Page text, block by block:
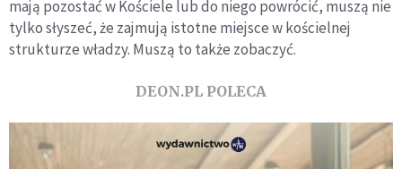
mają pozostać w Kościele lub do niego powrócić, muszą nie
tylko słyszeć, że zajmują istotne miejsce w kościelnej
strukturze władzy. Muszą to także zobaczyć.
DEON.PL POLECA